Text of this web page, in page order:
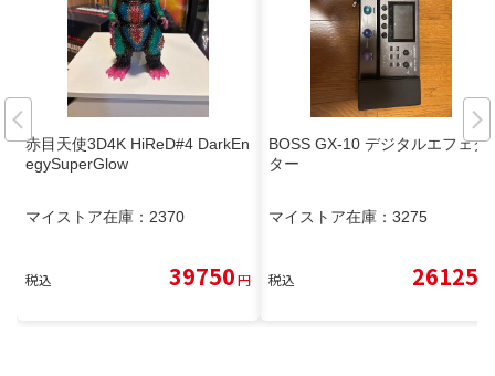
赤目天使3D4K HiReD#4 DarkEn
egySuperGlow
マイストア在庫： 2370
税込 39750円
BOSS GX-10 デジタルエフェク
ター
マイストア在庫： 3275
税込 26125